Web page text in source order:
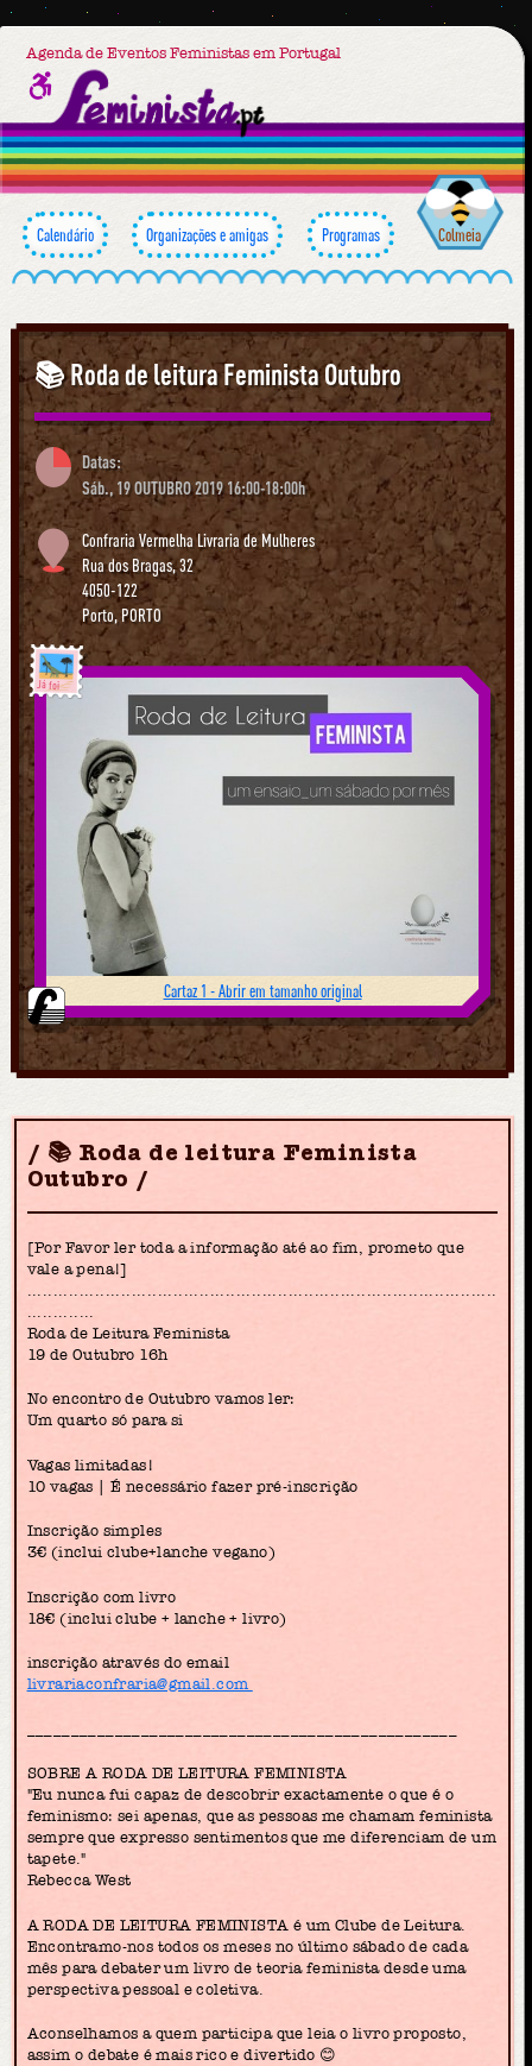
Agenda de Eventos Feministas em Portugal
Calendário Organizações e amigas Programas Colmeia
📚 Roda de leitura Feminista Outubro
Datas:
Sáb., 19 OUTUBRO 2019 16:00-18:00h
Confraria Vermelha Livraria de Mulheres
Rua dos Bragas, 32
4050-122
Porto,PORTO
Já foi
Cartaz 1 - Abrir em tamanho original
📚 Roda de leitura Feminista
Outubro
[Por Favor ler toda a informação até ao fim, prometo que
vale a pena!]
Roda de Leitura Feminista
19 de Outubro 16h
No encontro de Outubro vamos ler:
Um quarto só para si
Vagas limitadas!
10 vagas | É necessário fazer pré-inscrição
Inscrição simples
3€ (inclui clube+lanche vegano)
Inscrição com livro
18€ (inclui clube + lanche + livro)
inscrição através do email
livrariaconfraria@gmail.com
SOBRE A RODA DE LEITURA FEMINISTA
"Eu nunca fui capaz de descobrir exactamente o que é o
feminismo: sei apenas, que as pessoas me chamam feminista
sempre que expresso sentimentos que me diferenciam de um
tapete."
Rebecca West
A RODA DE LEITURA FEMINISTA é um Clube de Leitura.
Encontramo-nos todos os meses no último sábado de cada
mês para debater um livro de teoria feminista desde uma
perspectiva pessoal e coletiva.
Aconselhamos a quem participa que leia o livro proposto,
assim o debate é mais rico e divertido 😊